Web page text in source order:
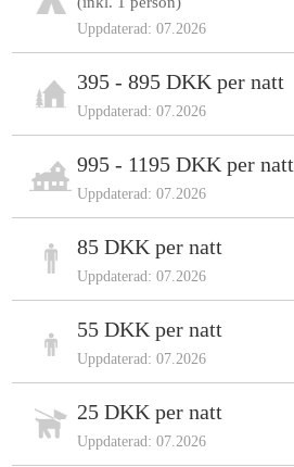
Uppdaterad: 07.2026
395 - 895 DKK per natt
Uppdaterad: 07.2026
995 - 1195 DKK per natt
Uppdaterad: 07.2026
85 DKK per natt
Uppdaterad: 07.2026
55 DKK per natt
Uppdaterad: 07.2026
25 DKK per natt
Uppdaterad: 07.2026